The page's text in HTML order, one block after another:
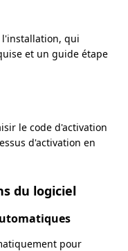
qui
et un guide étape
le code d'activation
d'activation en
du logiciel
pour